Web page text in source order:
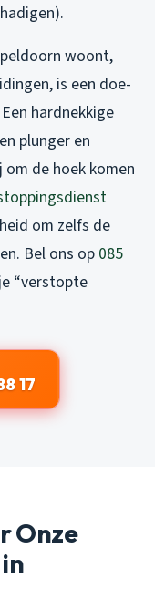
woont,
is een doe-
hardnekkige
plunger en
de hoek komen
om zelfs de
Bel ons op 085
“verstopte
17
Onze